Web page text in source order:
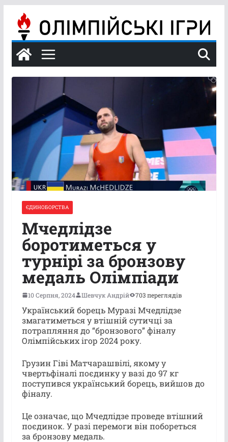
вмісту
ЄДИНОБОРСТВА
Мчедлідзе
боротиметься у
турнірі за бронзову
медаль Олімпіади
10 Серпня, 2024 Шевчук Андрій 703 переглядів
Український борець Муразі Мчедлідзе
змагатиметься у втішній сутичці за
потрапляння до “бронзового” фіналу
Олімпійських ігор 2024 року.
Грузин Гіві Матчарашвілі, якому у
чвертьфіналі поєдинку у вазі до 97 кг
поступився український борець, вийшов до
фіналу.
Це означає, що Мчедлідзе проведе втішний
поєдинок. У разі перемоги він побореться
за бронзову медаль.